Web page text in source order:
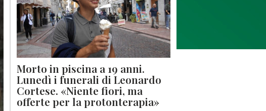
Morto in piscina a 19 anni.
Lunedì i funerali di Leonardo
Cortese. «Niente fiori, ma
offerte per la protonterapia»